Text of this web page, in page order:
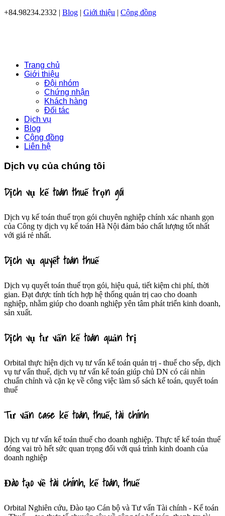
+84.98234.2332 | Blog | Giới thiệu | Cộng đồng
Trang chủ
Giới thiệu
Đội nhóm
Chứng nhận
Khách hàng
Đối tác
Dịch vụ
Blog
Cộng đồng
Liên hệ
Dịch vụ của chúng tôi
Dịch vụ kế toán thuế trọn gói
Dịch vụ kế toán thuế trọn gói chuyên nghiệp chính xác nhanh gọn
của Công ty dịch vụ kế toán Hà Nội đảm bảo chất lượng tốt nhất
với giá rẻ nhất.
Dịch vụ quyết toán thuế
Dịch vụ quyết toán thuế trọn gói, hiệu quả, tiết kiệm chi phí, thời
gian. Đạt được tính tích hợp hệ thống quản trị cao cho doanh
nghiệp, nhằm giúp cho doanh nghiệp yên tâm phát triển kinh doanh,
sản xuất.
Dịch vụ tư vấn kế toán quản trị
Orbital thực hiện dịch vụ tư vấn kế toán quản trị - thuế cho sếp, dịch
vụ tư vấn thuế, dịch vụ tư vấn kế toán giúp chủ DN có cái nhìn
chuẩn chỉnh và cặn kẹ về công việc làm sổ sách kế toán, quyết toán
thuế
Tư vấn case kế toán, thuế, tài chính
Dịch vụ tư vấn kế toán thuế cho doanh nghiệp. Thực tế kế toán thuế
đóng vai trò hết sức quan trọng đối với quá trình kinh doanh của
doanh nghiệp
Đào tạo về tài chính, kế toán, thuế
Orbital Nghiên cứu, Đào tạo Cán bộ và Tư vấn Tài chính - Kế toán